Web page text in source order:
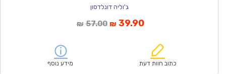
ג'וליה דונלדסון
₪ 57.00המחיר
₪57.00.
₪ 39.90המחיר
הוא:
כתוב חוות דעת מידע נוסף